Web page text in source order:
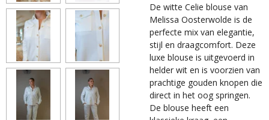
De witte Celie blouse van
Melissa Oosterwolde is de
perfecte mix van elegantie,
stijl en draagcomfort. Deze
luxe blouse is uitgevoerd in
helder wit en is voorzien van
prachtige gouden knopen die
direct in het oog springen.
De blouse heeft een